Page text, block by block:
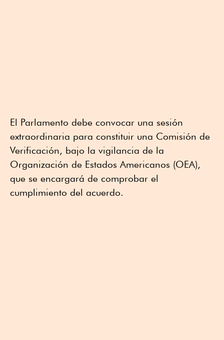
El Parlamento debe convocar una sesión
extraordinaria para constituir una Comisión de
Verificación, bajo la vigilancia de la
Organización de Estados Americanos (OEA),
que se encargará de comprobar el
cumplimiento del acuerdo.